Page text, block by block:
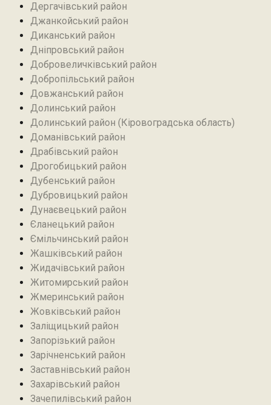
Дергачівський район
Джанкойський район
Диканський район
Дніпровський район
Добровеличківський район
Добропільський район‎
Довжанський район
Долинський район
Долинський район (Кіровоградська область)
Доманівський район‎
Драбівський район‎
Дрогобицький район
Дубенський район
Дубровицький район‎
Дунаєвецький район
Єланецький район‎
Ємільчинський район
Жашківський район
Жидачівський район
Житомирський район
Жмеринський район
Жовківський район
Заліщицький район‎
Запорізький район
Зарічненський район
Заставнівський район
Захарівський район
Зачепилівський район